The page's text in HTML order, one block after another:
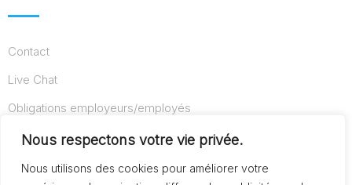
Nous respectons votre vie privée.
Nous utilisons des cookies pour améliorer votre
Contact
Live Chat
Obligations employeurs/employés
Conditions d’utilisation
Mentions légales